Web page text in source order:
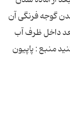
پوست كندن گوجه فرنگی آن
داخل ظرف آب
منبع : پاپیون